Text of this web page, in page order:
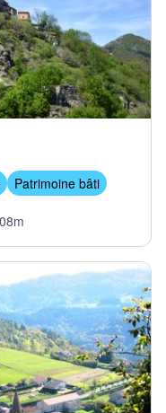
Patrimoine bâti